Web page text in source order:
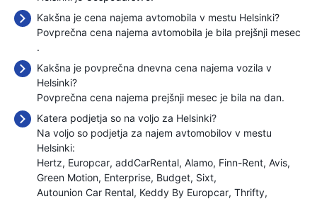
Kakšna je cena najema avtomobila v mestu Helsinki?
Povprečna cena najema avtomobila je bila prejšnji mesec
.
Kakšna je povprečna dnevna cena najema vozila v
Helsinki?
Povprečna cena najema prejšnji mesec je bila na dan.
Katera podjetja so na voljo za Helsinki?
Na voljo so podjetja za najem avtomobilov v mestu
Helsinki:
Hertz Europcar addCarRental Alamo Finn-Rent Avis
Green Motion Enterprise Budget Sixt
Autounion Car Rental Keddy By Europcar Thrifty